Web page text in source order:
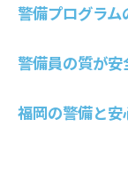
地域に
福
地
警備プログラ
警備員の質が
福岡の警備と